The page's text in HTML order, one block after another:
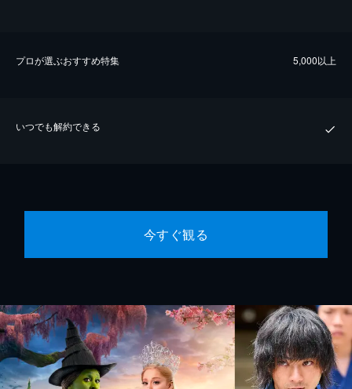
プロが選ぶおすすめ特集 5,000以上
いつでも解約できる
今すぐ観る